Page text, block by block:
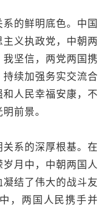
的鲜明底色。中国
义执政党，中朝两
坚信，两党两国携
续加强务实交流合
人民幸福安康，不
前景。
系的深厚根基。在
月中，中朝两国人
结了伟大的战斗友
，两国人民携手并